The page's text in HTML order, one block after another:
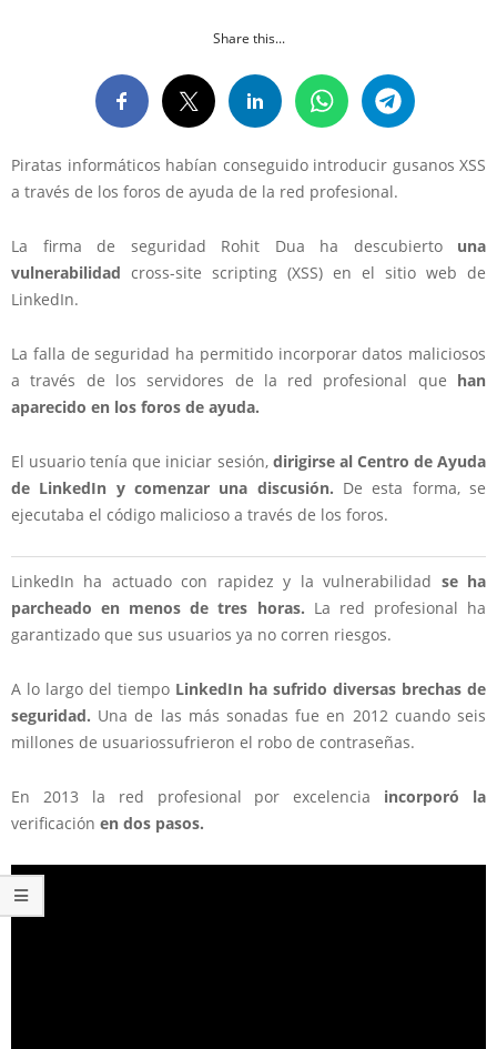
Share this...
Piratas informáticos habían conseguido introducir gusanos XSS
a través de los foros de ayuda de la red profesional.
La firma de seguridad Rohit Dua ha descubierto una
vulnerabilidad cross-site scripting (XSS) en el sitio web de
LinkedIn.
La falla de seguridad ha permitido incorporar datos maliciosos
a través de los servidores de la red profesional que han
aparecido en los foros de ayuda.
El usuario tenía que iniciar sesión,dirigirse al Centro de Ayuda
de LinkedIn y comenzar una discusión. De esta forma, se
ejecutaba el código malicioso a través de los foros.
LinkedIn ha actuado con rapidez y la vulnerabilidad se ha
parcheado en menos de tres horas. La red profesional ha
garantizado que sus usuarios ya no corren riesgos.
A lo largo del tiempo LinkedIn ha sufrido diversas brechas de
seguridad. Una de las más sonadas fue en 2012 cuando seis
millones de usuariossufrieron el robo de contraseñas.
En 2013 la red profesional por excelencia incorporó la
verificación en dos pasos.